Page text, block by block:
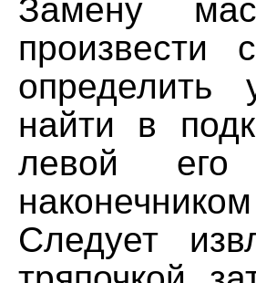
Замену
произвести
определить
найти в
левой
Следует